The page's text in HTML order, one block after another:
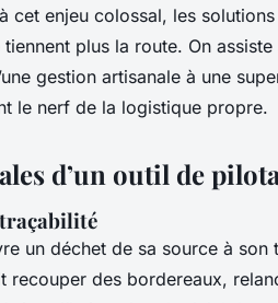
cet enjeu colossal, les
plus la route. On
gestion artisanale à une
le nerf de la logistique propre.
d’un outil de
un déchet de sa source à
recouper des bordereaux,